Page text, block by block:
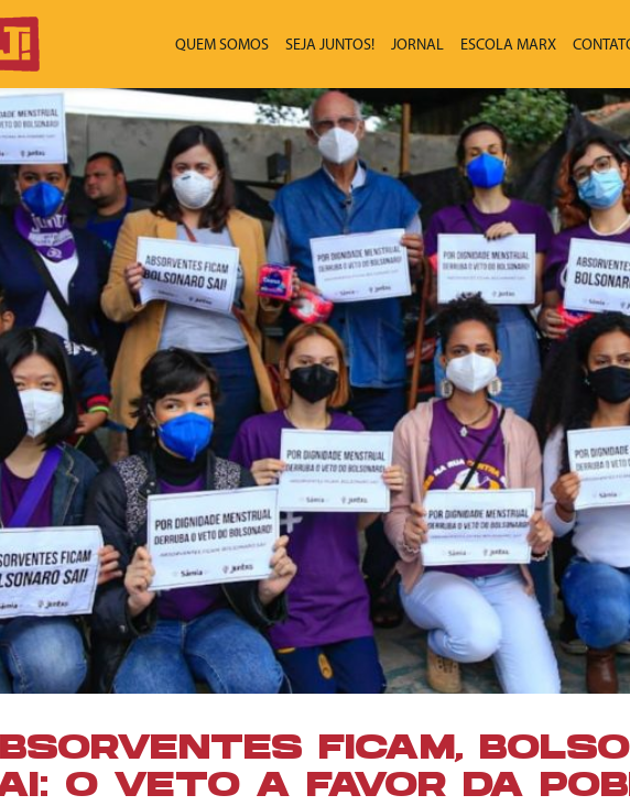
QUEM SOMOS SEJA JUNTOS! JORNAL ESCOLA MARX
FICAM,
O VETO A FAVOR DA